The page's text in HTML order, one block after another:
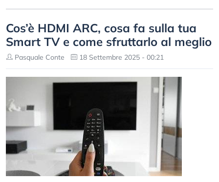
Cos’è HDMI ARC, cosa fa sulla tua
Smart TV e come sfruttarlo al meglio
Pasquale Conte 18 Settembre 2025 - 00:21